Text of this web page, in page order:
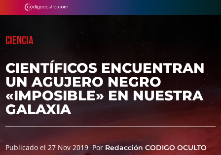
CIENCIA
CIENTÍFICOS ENCUENTRAN
UN AGUJERO NEGRO
«IMPOSIBLE» EN NUESTRA
GALAXIA
Publicado el 27 Nov 2019 Por Redacción CODIGO OCULTO